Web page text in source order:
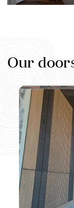
Our